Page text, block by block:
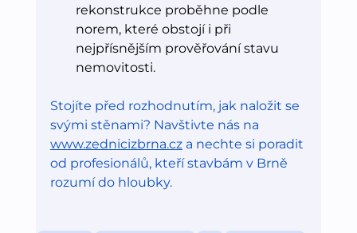
rekonstrukce proběhne podle
norem, které obstojí i při
nejpřísnějším prověřování stavu
nemovitosti.
Stojíte před rozhodnutím, jak naložit se
svými stěnami? Navštivte nás na
www.zednicizbrna.cz a nechte si poradit
od profesionálů, kteří stavbám v Brně
rozumí do hloubky.